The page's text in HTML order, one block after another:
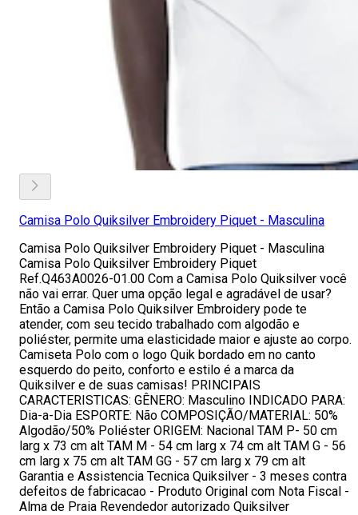
Camisa Polo Quiksilver Embroidery Piquet - Masculina
Camisa Polo Quiksilver Embroidery Piquet - Masculina
Camisa Polo Quiksilver Embroidery Piquet
Ref.Q463A0026-01.00 Com a Camisa Polo Quiksilver você
não vai errar. Quer uma opção legal e agradável de usar?
Então a Camisa Polo Quiksilver Embroidery pode te
atender, com seu tecido trabalhado com algodão e
poliéster, permite uma elasticidade maior e ajuste ao corpo.
Camiseta Polo com o logo Quik bordado em no canto
esquerdo do peito, conforto e estilo é a marca da
Quiksilver e de suas camisas! PRINCIPAIS
CARACTERISTICAS: GÊNERO: Masculino INDICADO PARA:
Dia-a-Dia ESPORTE: Não COMPOSIÇÃO/MATERIAL: 50%
Algodão/50% Poliéster ORIGEM: Nacional TAM P- 50 cm
larg x 73 cm alt TAM M - 54 cm larg x 74 cm alt TAM G - 56
cm larg x 75 cm alt TAM GG - 57 cm larg x 79 cm alt
Garantia e Assistencia Tecnica Quiksilver - 3 meses contra
defeitos de fabricacao - Produto Original com Nota Fiscal -
Alma de Praia Revendedor autorizado Quiksilver